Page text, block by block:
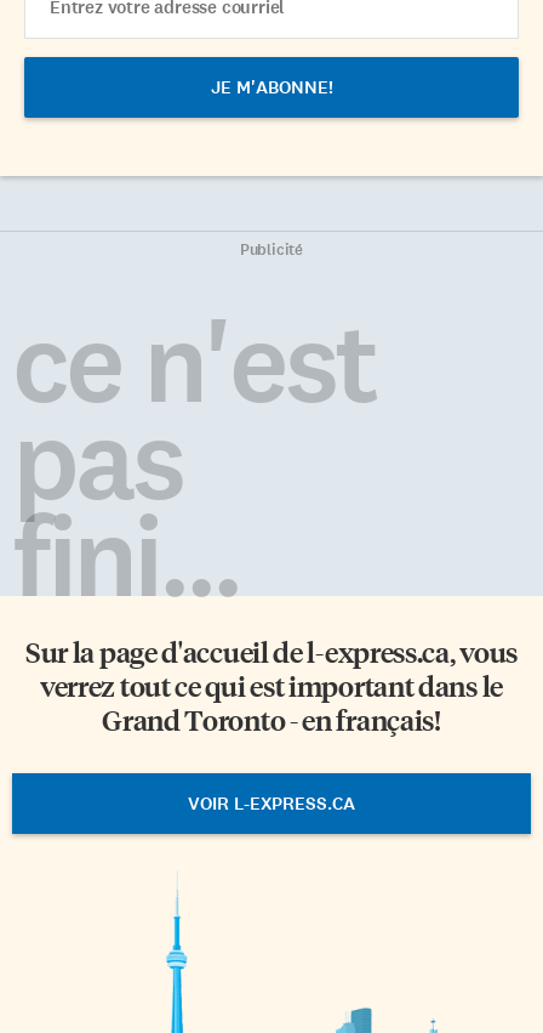
Address
Publicité
ce n'est
pas
fini...
Sur la page d'accueil del-express.ca, vous
verrez tout ce qui est important dans le
Grand Toronto - en français!
VOIR L-EXPRESS.CA